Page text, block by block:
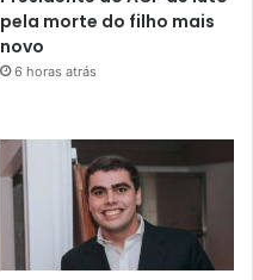
pela morte do filho mais
novo
6 horas atrás